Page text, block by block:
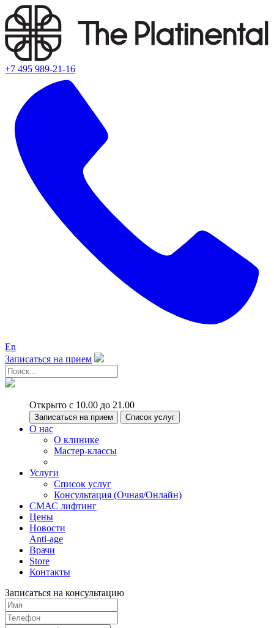
+7 495 989-21-16
En
Записаться на прием
Открыто с 10.00 до 21.00
Записаться на прием Список услуг
О нас
О клинике
Мастер-классы
Услуги
Список услуг
Консультация (Очная/Онлайн)
СМАС лифтинг
Цены
Новости
Anti-age
Врачи
Store
Контакты
Записаться на консультацию